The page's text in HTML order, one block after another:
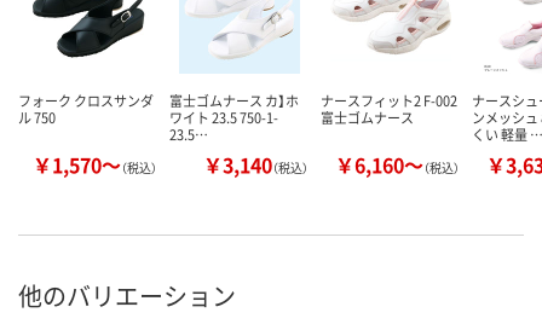
フォーク クロスサンダ
ル 750
￥1,570～（税込）
富士ゴムナース カ】ホ
ワイト 23.5 750-1-
23.5…
￥3,140（税込）
ナースフィット2 F-002
富士ゴムナース
￥6,160～（税込）
ナースシ
ンメッシ
くい 軽量 …
￥
他のバリエーション